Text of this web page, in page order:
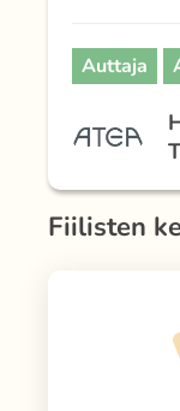
Auttaja
Fiilisten